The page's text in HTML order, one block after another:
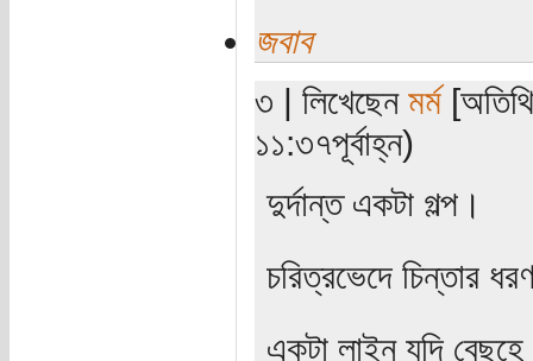
জবাব
৩ | লিখেছেন মর্ম
১১:৩৭পূর্বাহ্ন)
দুর্দান্ত একটা গল্প।
চরিত্রভেদে চিন্তার
একটা লাইন যদি